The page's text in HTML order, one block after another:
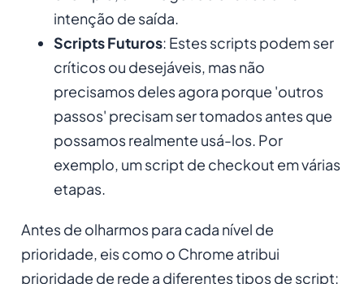
intenção de saída.
Scripts Futuros: Estes scripts podem ser
críticos ou desejáveis, mas não
precisamos deles agora porque 'outros
passos' precisam ser tomados antes que
possamos realmente usá-los. Por
exemplo, um script de checkout em várias
etapas.
Antes de olharmos para cada nível de
prioridade, eis como o Chrome atribui
prioridade de rede a diferentes tipos de script: